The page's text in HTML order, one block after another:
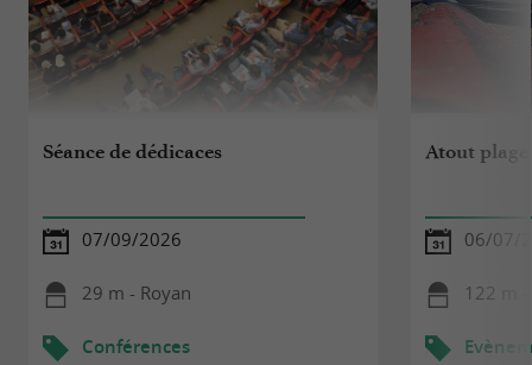
Séance de dédicaces
07/09/2026
29 m - Royan
Conférences
Atout
06/07/
122 m